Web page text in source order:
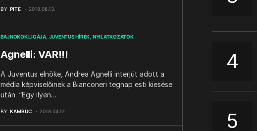
BY PITE 2018.08.13.
BAJNOKOK LIGÁJA JUVENTUS HÍREK NYILATKOZATOK
Agnelli: VAR!!!
A Juventus elnöke, Andrea Agnelli interjút adott a
média képviselőinek a Bianconeri tegnap esti kiesése
után. “Egy ilyen…
BY KAMBUC 2018.04.12.